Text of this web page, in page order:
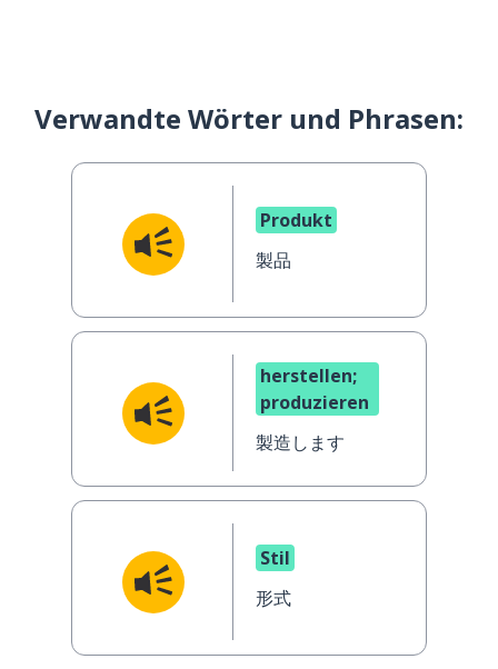
Verwandte Wörter und Phrasen:
Produkt
製品
herstellen;
produzieren
製造します
Stil
形式